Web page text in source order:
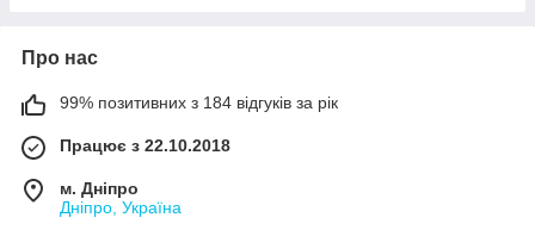
Про нас
99% позитивних з 184 відгуків за рік
Працює з 22.10.2018
м. Дніпро
Дніпро, Україна